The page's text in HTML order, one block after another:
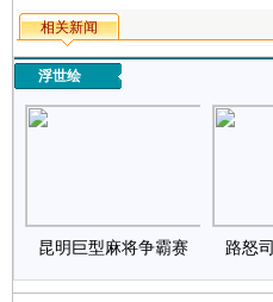
相关新闻
浮世绘
昆明巨型麻将争霸赛 路怒